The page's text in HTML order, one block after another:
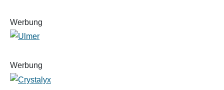
Werbung
Werbung